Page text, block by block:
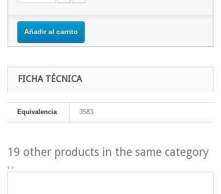
Añadir al carrito
FICHA TÉCNICA
Equivalencia 3583
19 other products in the same category
‹ ›